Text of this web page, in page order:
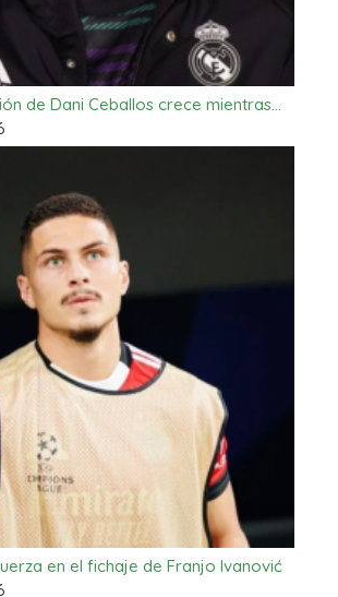
de Dani Ceballos crece mientras…
en el fichaje de Franjo Ivanović